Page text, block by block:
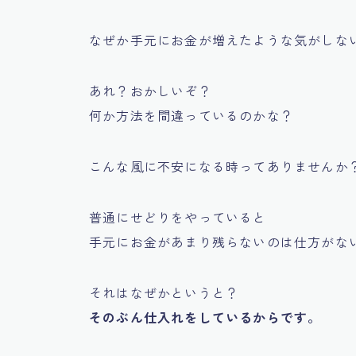
なぜか手元にお金が増えたような気がしな
あれ？おかしいぞ？
何か方法を間違っているのかな？
こんな風に不安になる時ってありませんか
普通にせどりをやっていると
手元にお金があまり残らないのは仕方がな
それはなぜかというと？
そのぶん仕入れをしているからです。